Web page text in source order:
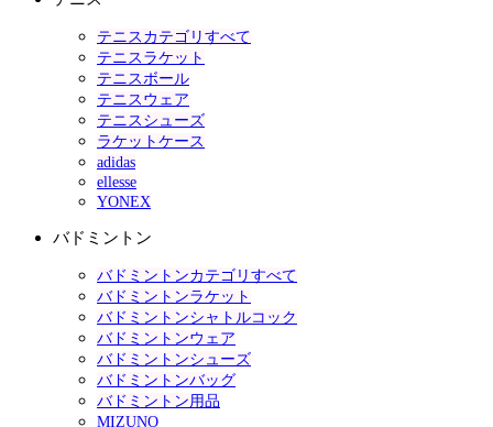
テニスカテゴリすべて
テニスラケット
テニスボール
テニスウェア
テニスシューズ
ラケットケース
adidas
ellesse
YONEX
バドミントン
バドミントンカテゴリすべて
バドミントンラケット
バドミントンシャトルコック
バドミントンウェア
バドミントンシューズ
バドミントンバッグ
バドミントン用品
MIZUNO